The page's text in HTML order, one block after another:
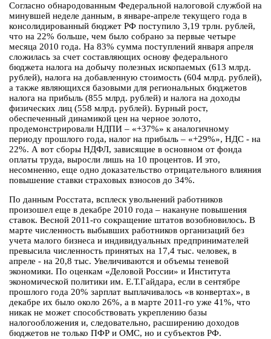
Согласно обнародованным Федеральной налоговой службой на
минувшей неделе данным, в январе-апреле текущего года в
консолидированный бюджет РФ поступило 3,19 трлн. рублей,
что на 22% больше, чем было собрано за первые четыре
месяца 2010 года. На 83% сумма поступлений января апреля
сложилась за счет составляющих основу федерального
бюджета налога на добычу полезных ископаемых (613 млрд.
рублей), налога на добавленную стоимость (604 млрд. рублей),
а также являющихся базовыми для региональных бюджетов
налога на прибыль (855 млрд. рублей) и налога на доходы
физических лиц (558 млрд. рублей). Бурный рост,
обеспеченный динамикой цен на черное золото,
продемонстрировали НДПИ – «+37%» к аналогичному
периоду прошлого года, налог на прибыль – «+29%», НДС - на
22%. А вот сборы НДФЛ, зависящие в основном от фонда
оплаты труда, выросли лишь на 10 процентов. И это,
несомненно, еще одно доказательство отрицательного влияния
повышение ставки страховых взносов до 34%.
По данным Росстата, всплеск увольнений работников
произошел еще в декабре 2010 года – накануне повышения
ставок. Весной 2011-го сокращение штатов возобновилось. В
марте численность выбывших работников организаций без
учета малого бизнеса и индивидуальных предпринимателей
превысила численность принятых на 17,4 тыс. человек, в
апреле - на 20,8 тыс. Увеличиваются и объемы теневой
экономики. По оценкам «Деловой России» и Института
экономической политики им. Е.Т.Гайдара, если в сентябре
прошлого года 20% зарплат выплачивалось «в конвертах», в
декабре их было около 26%, а в марте 2011-го уже 41%, что
никак не может способствовать укреплению базы
налогообложения и, следовательно, расширению доходов
бюджетов не только ПФР и ОМС, но и субъектов РФ.